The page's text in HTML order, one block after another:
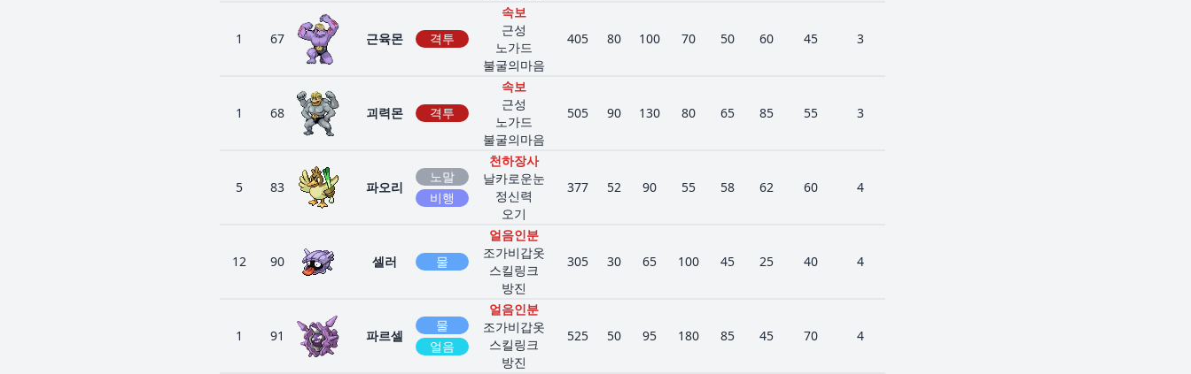
1 67 근육몬 격투
속보
근성
노가드
불굴의마음
405 80 100 70 50 60 45 3
1 68 괴력몬 격투
속보
근성
노가드
불굴의마음
505 90 130 80 65 85 55 3
5 83 파오리
노말
비행
천하장사
날카로운눈
정신력
오기
377 52 90 55 58 62 60 4
12 90 셀러 물
얼음인분
조가비갑옷
스킬링크
방진
305 30 65 100 45 25 40 4
1 91 파르셀
물
얼음
얼음인분
조가비갑옷
스킬링크
방진
525 50 95 180 85 45 70 4